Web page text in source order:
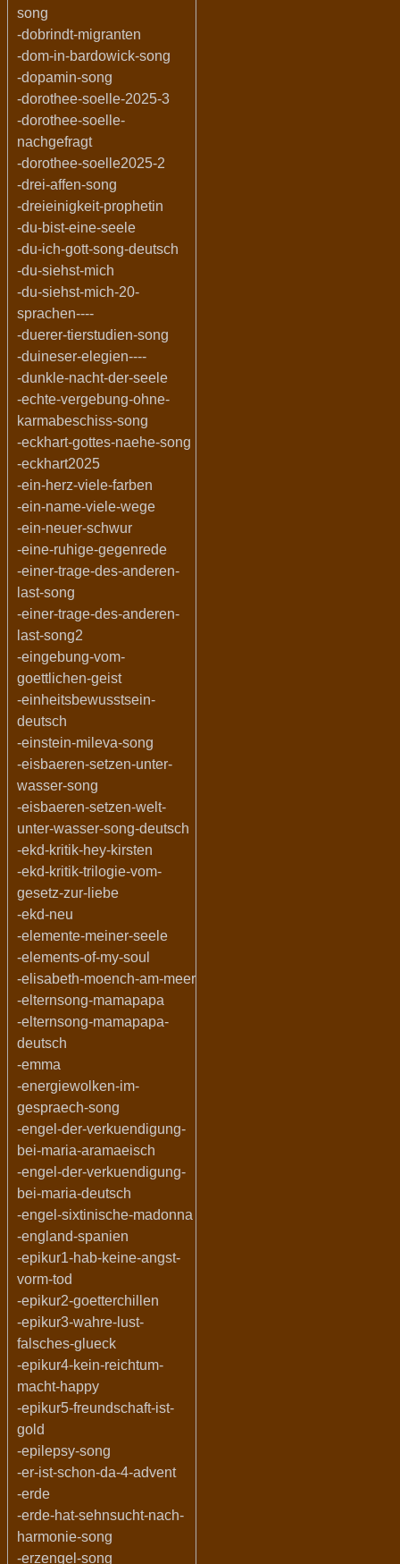
song
-dobrindt-migranten
-dom-in-bardowick-song
-dopamin-song
-dorothee-soelle-2025-3
-dorothee-soelle-
nachgefragt
-dorothee-soelle2025-2
-drei-affen-song
-dreieinigkeit-prophetin
-du-bist-eine-seele
-du-ich-gott-song-deutsch
-du-siehst-mich
-du-siehst-mich-20-
sprachen----
-duerer-tierstudien-song
-duineser-elegien----
-dunkle-nacht-der-seele
-echte-vergebung-ohne-
karmabeschiss-song
-eckhart-gottes-naehe-song
-eckhart2025
-ein-herz-viele-farben
-ein-name-viele-wege
-ein-neuer-schwur
-eine-ruhige-gegenrede
-einer-trage-des-anderen-
last-song
-einer-trage-des-anderen-
last-song2
-eingebung-vom-
goettlichen-geist
-einheitsbewusstsein-
deutsch
-einstein-mileva-song
-eisbaeren-setzen-unter-
wasser-song
-eisbaeren-setzen-welt-
unter-wasser-song-deutsch
-ekd-kritik-hey-kirsten
-ekd-kritik-trilogie-vom-
gesetz-zur-liebe
-ekd-neu
-elemente-meiner-seele
-elements-of-my-soul
-elisabeth-moench-am-meer
-elternsong-mamapapa
-elternsong-mamapapa-
deutsch
-emma
-energiewolken-im-
gespraech-song
-engel-der-verkuendigung-
bei-maria-aramaeisch
-engel-der-verkuendigung-
bei-maria-deutsch
-engel-sixtinische-madonna
-england-spanien
-epikur1-hab-keine-angst-
vorm-tod
-epikur2-goetterchillen
-epikur3-wahre-lust-
falsches-glueck
-epikur4-kein-reichtum-
macht-happy
-epikur5-freundschaft-ist-
gold
-epilepsy-song
-er-ist-schon-da-4-advent
-erde
-erde-hat-sehnsucht-nach-
harmonie-song
-erzengel-song